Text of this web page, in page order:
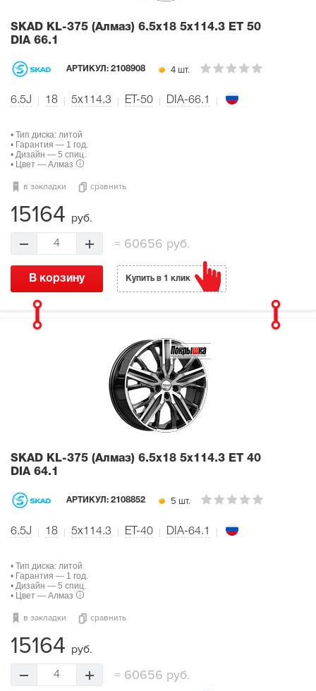
SKAD KL-375 (Алмаз) 6.5x18 5x114.3 ET 50
DIA 66.1
АРТИКУЛ:2108908 4 шт.
6.5J 18 5x114.3 ET-50 DIA-66.1
• Тип диска: литой
• Гарантия — 1 год.
• Дизайн — 5 спиц.
• Цвет — Алмаз
в закладки сравнить
15164 руб.
4 = 60656 руб.
В корзину Купить в 1 клик
SKAD KL-375 (Алмаз) 6.5x18 5x114.3 ET 40
DIA 64.1
АРТИКУЛ:2108852 5 шт.
6.5J 18 5x114.3 ET-40 DIA-64.1
• Тип диска: литой
• Гарантия — 1 год.
• Дизайн — 5 спиц.
• Цвет — Алмаз
в закладки сравнить
15164 руб.
4 = 60656 руб.